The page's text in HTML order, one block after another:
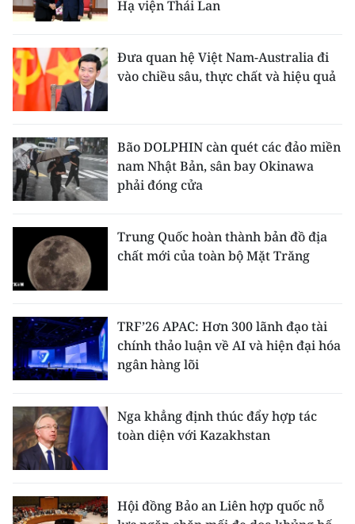
Hạ viện Thái Lan
Đưa quan hệ Việt Nam-Australia đi
vào chiều sâu, thực chất và hiệu quả
Bão DOLPHIN càn quét các đảo miền
nam Nhật Bản, sân bay Okinawa
phải đóng cửa
Trung Quốc hoàn thành bản đồ địa
chất mới của toàn bộ Mặt Trăng
TRF’26 APAC: Hơn 300 lãnh đạo tài
chính thảo luận về AI và hiện đại hóa
ngân hàng lõi
Nga khẳng định thúc đẩy hợp tác
toàn diện với Kazakhstan
Hội đồng Bảo an Liên hợp quốc nỗ